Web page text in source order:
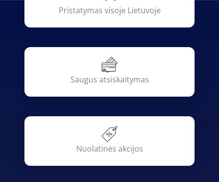
Pristatymas visoje Lietuvoje
Saugus atsiskaitymas
Nuolatinės akcijos